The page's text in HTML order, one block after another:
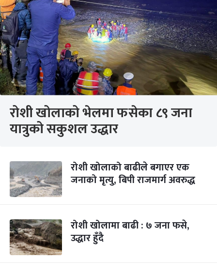
रोशी खोलाको भेलमा फसेका ८९ जना
यात्रुको सकुशल उद्धार
रोशी खोलाको बाढीले बगाएर एक
जनाको मृत्यु, बिपी राजमार्ग अवरुद्ध
रोशी खोलामा बाढी : ७ जना फसे,
उद्धार हुँदै